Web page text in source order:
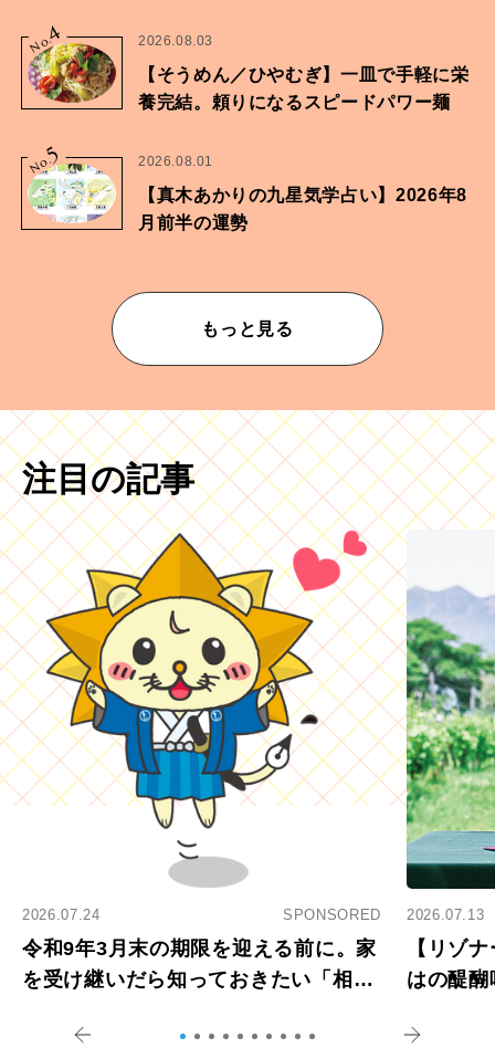
No.
4 2026.08.03
【そうめん／ひやむぎ】一皿で手軽に栄
養完結。頼りになるスピードパワー麺
No.
5 2026.08.01
【真木あかりの九星気学占い】2026年8
月前半の運勢
もっと見る
注目の記事
2026.07.24 SPONSORED
令和9年3月末の期限を迎える前に。家
を受け継いだら知っておきたい「相続
2026.07.13
【リゾ
はの醍